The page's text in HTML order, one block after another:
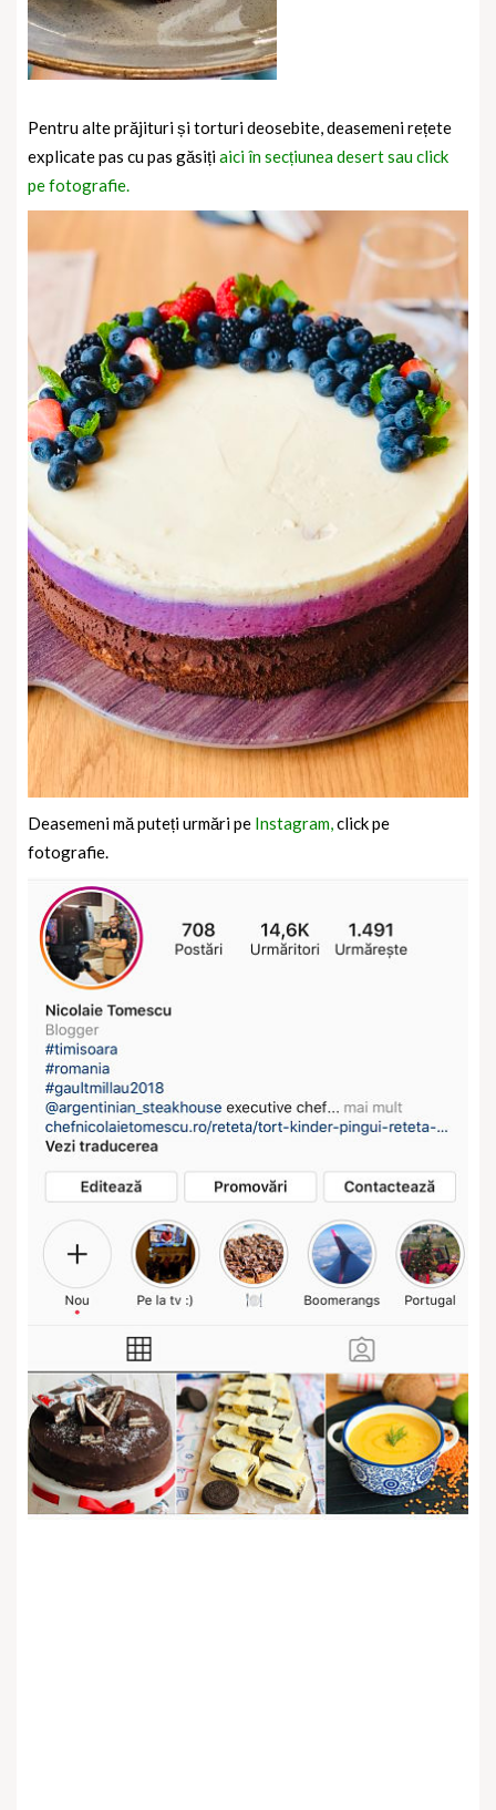
Pentru alte prăjituri și torturi deosebite, deasemeni rețete
explicate pas cu pas găsițiaici în secțiunea desert sau click
pe fotografie.
Deasemeni mă puteți urmări pe Instagram,click pe
fotografie.